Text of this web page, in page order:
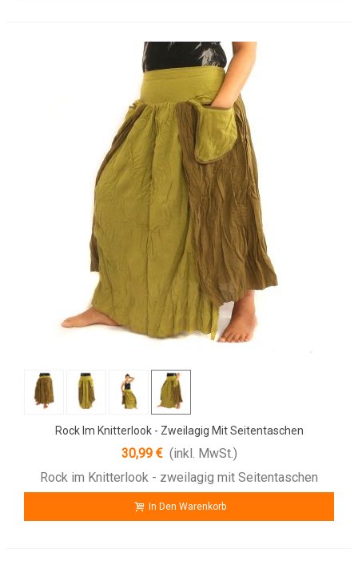
Rock Im Knitterlook - Zweilagig Mit Seitentaschen
30,99 € (inkl. MwSt.)
Rock im Knitterlook - zweilagig mit Seitentaschen
In Den Warenkorb